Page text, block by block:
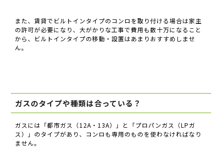
また、賃貸でビルトインタイプのコンロを取り付ける場合は家主
の許可が必要になり、大がかりな工事で費用も数十万になること
から、ビルトインタイプの移動・設置はあまりおすすめしませ
ん。
ガスのタイプや種類は合っている？
ガスには「都市ガス（12A・13A）」と「プロパンガス（LPガ
ス）」のタイプがあり、コンロも専用のものを使わなければなり
ません。